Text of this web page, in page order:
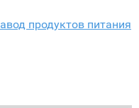
продуктов питания